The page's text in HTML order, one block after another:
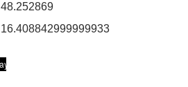
48.252869
16.408842999999933